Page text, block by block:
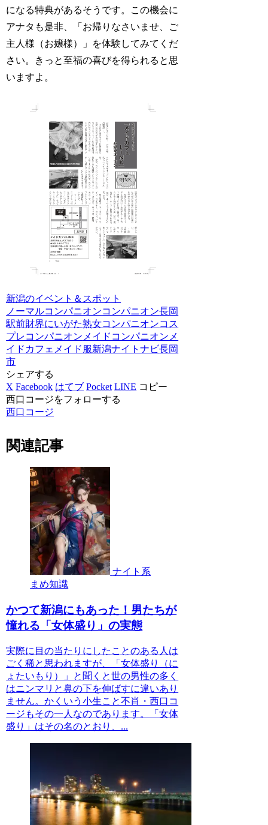
になる特典があるそうです。この機会に
アナタも是非、「お帰りなさいませ、ご
主人様（お嬢様）」を体験してみてくだ
さい。きっと至福の喜びを得られると思
いますよ。
新潟のイベント＆スポット
ノーマルコンパニオンコンパニオン長岡
駅前財界にいがた熟女コンパニオンコス
プレコンパニオン メイドコンパニオン メ
イドカフェ メイド服新潟ナイトナビ長岡
市
シェアする
X Facebook はてブ Pocket LINE コピー
西口コージをフォローする
西口コージ
関連記事
ナイト系
まめ知識
かつて新潟にもあった！男たちが
憧れる「女体盛り」の実態
実際に目の当たりにしたことのある人は
ごく稀と思われますが、「女体盛り（に
ょたいもり）」と聞くと世の男性の多く
はニンマリと鼻の下を伸ばすに違いあり
ません。かくいう小生こと不肖・西口コ
ージもその一人なのであります。「女体
盛り」はその名のとおり、...